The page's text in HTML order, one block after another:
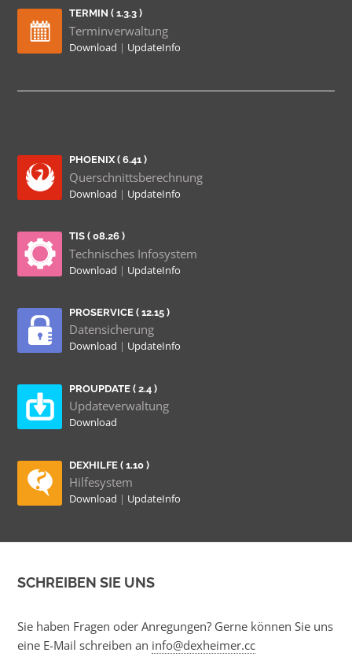
TERMIN ( 1.3.3 )
Terminverwaltung
Download | UpdateInfo
PHOENIX ( 6.41 )
Querschnittsberechnung
Download | UpdateInfo
TIS ( 08.26 )
Technisches Infosystem
Download | UpdateInfo
PROSERVICE ( 12.15 )
Datensicherung
Download | UpdateInfo
PROUPDATE ( 2.4 )
Updateverwaltung
Download
DEXHILFE ( 1.10 )
Hilfesystem
Download | UpdateInfo
SCHREIBEN SIE UNS
Sie haben Fragen oder Anregungen? Gerne können Sie uns
eine E-Mail schreiben an info@dexheimer.cc